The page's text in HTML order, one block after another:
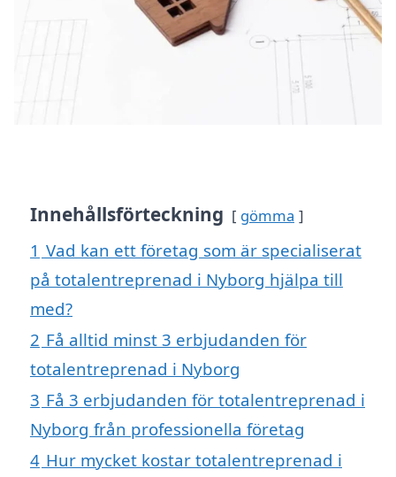
Innehållsförteckning gömma
1 Vad kan ett företag som är specialiserat
på totalentreprenad i Nyborg hjälpa till
med?
2 Få alltid minst 3 erbjudanden för
totalentreprenad i Nyborg
3 Få 3 erbjudanden för totalentreprenad i
Nyborg från professionella företag
4 Hur mycket kostar totalentreprenad i